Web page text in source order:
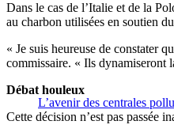
Dans le cas de l’Italie et de la
au charbon utilisées en soutien
« Je suis heureuse de constater
commissaire. « Ils dynamiseront
L’avenir des centrales
Débat houleux
Cette décision n’est pas passée